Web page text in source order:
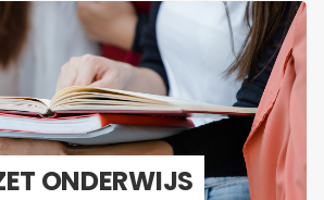
ON­DER­WIJS